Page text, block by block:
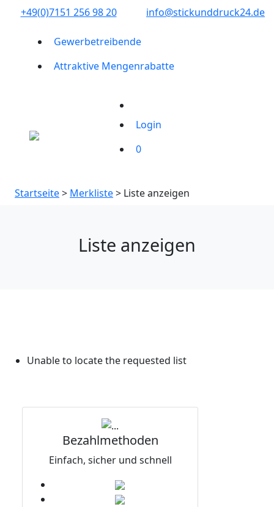
+49(0)7151 256 98 20‬ info@stickunddruck24.de
Gewerbetreibende
Attraktive Mengenrabatte
Login
0
Startseite> Merkliste> Liste anzeigen
Liste anzeigen
Unable to locate the requested list
Bezahlmethoden
Einfach, sicher und schnell